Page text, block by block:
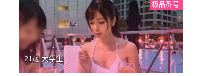
极品番号
21歳 大学生